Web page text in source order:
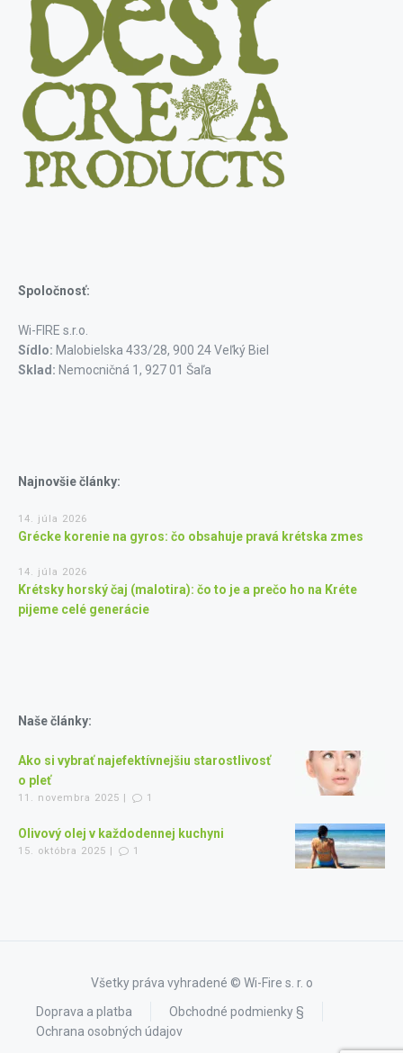
Spoločnosť:
Wi-FIRE s.r.o.
Sídlo: Malobielska 433/28, 900 24 Veľký Biel
Sklad: Nemocničná 1, 927 01 Šaľa
Najnovšie články:
14. júla 2026
Grécke korenie na gyros: čo obsahuje pravá krétska zmes
14. júla 2026
Krétsky horský čaj (malotira): čo to je a prečo ho na Kréte
pijeme celé generácie
Naše články:
Ako si vybrať najefektívnejšiu starostlivosť
o pleť
11. novembra 2025 | 1
Olivový olej v každodennej kuchyni
15. októbra 2025 | 1
Všetky práva vyhradené © Wi-Fire s. r. o
Doprava a platba
Obchodné podmienky §
Ochrana osobných údajov